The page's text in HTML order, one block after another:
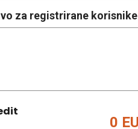
za registrirane korisnike
0